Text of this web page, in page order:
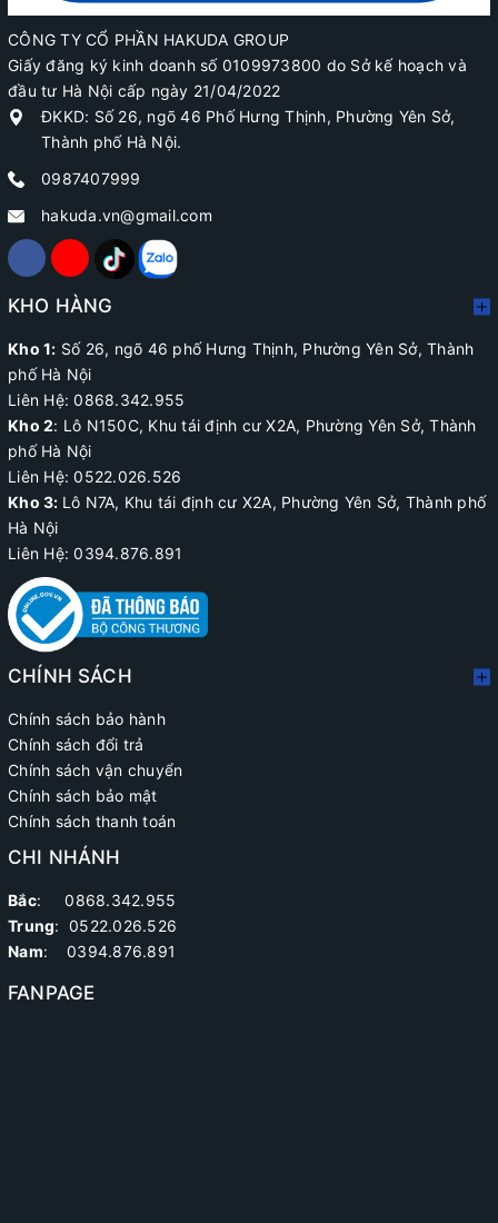
CÔNG TY CỔ PHẦN HAKUDA GROUP
Giấy đăng ký kinh doanh số 0109973800 do Sở kế hoạch và
đầu tư Hà Nội cấp ngày 21/04/2022
ĐKKD: Số 26, ngõ 46 Phố Hưng Thịnh, Phường Yên Sở,
Thành phố Hà Nội.
0987407999
hakuda.vn@gmail.com
KHO HÀNG
Kho 1: Số 26, ngõ 46 phố Hưng Thịnh, Phường Yên Sở, Thành
phố Hà Nội
Liên Hệ: 0868.342.955
Kho 2: Lô N150C, Khu tái định cư X2A, Phường Yên Sở, Thành
phố Hà Nội
Liên Hệ:0522.026.526
Kho 3: Lô N7A, Khu tái định cư X2A, Phường Yên Sở, Thành phố
Hà Nội
Liên Hệ: 0394.876.891
CHÍNH SÁCH
Chính sách bảo hành
Chính sách đổi trả
Chính sách vận chuyển
Chính sách bảo mật
Chính sách thanh toán
CHI NHÁNH
Bắc: 0868.342.955
Trung: 0522.026.526
Nam: 0394.876.891
FANPAGE